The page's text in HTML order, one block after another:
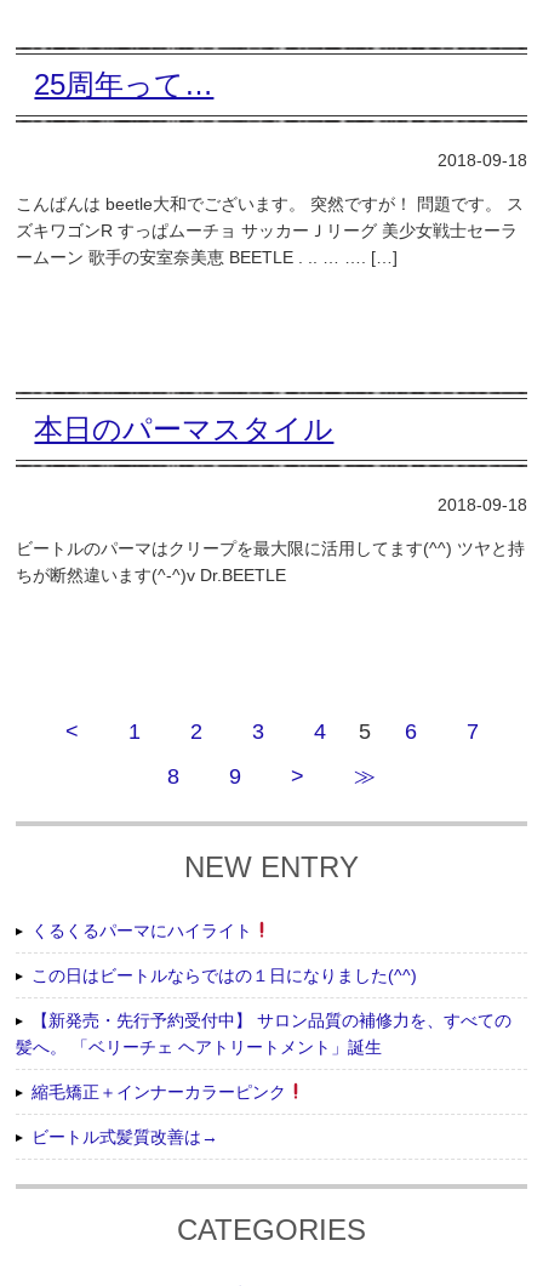
25周年って…
2018-09-18
こんばんは beetle大和でございます。 突然ですが！ 問題です。 ス
ズキワゴンR すっぱムーチョ サッカーＪリーグ 美少女戦士セーラ
ームーン 歌手の安室奈美恵 BEETLE . .. … …. […]
本日のパーマスタイル
2018-09-18
ビートルのパーマはクリープを最大限に活用してます(^^) ツヤと持
ちが断然違います(^-^)v Dr.BEETLE
< 1 2 3 4 5 6
7
8
9 > ≫
NEW ENTRY
くるくるパーマにハイライト
この日はビートルならではの１日になりました(^^)
【新発売・先行予約受付中】 サロン品質の補修力を、すべての
髪へ。 「ベリーチェ ヘアトリートメント」誕生
縮毛矯正＋インナーカラーピンク
ビートル式髪質改善は→
CATEGORIES